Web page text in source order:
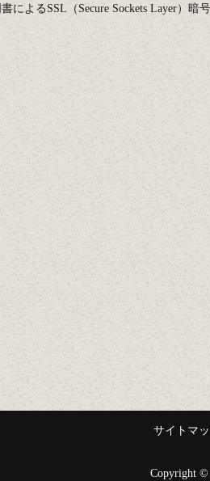
によるSSL（Secure Sockets Layer）
サイトマ
Copyright ©